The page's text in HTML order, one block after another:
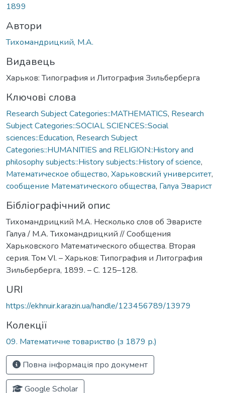
1899
Автори
Тихомандрицкий, М.А.
Видавець
Харьков: Типография и Литография Зильберберга
Ключові слова
Research Subject Categories::MATHEMATICS, Research
Subject Categories::SOCIAL SCIENCES::Social
sciences::Education, Research Subject
Categories::HUMANITIES and RELIGION::History and
philosophy subjects::History subjects::History of science,
Математическое общество, Харьковский университет,
сообщение Математического общества, Галуа Эварист
Бібліографічний опис
Тихомандрицкий М.А. Несколько слов об Эваристе
Галуа / М.А. Тихомандрицкий // Сообщения
Харьковского Математического общества. Вторая
серия. Том VI. – Харьков: Типография и Литография
Зильберберга, 1899. – С. 125–128.
URI
https://ekhnuir.karazin.ua/handle/123456789/13979
Колекції
09. Математичне товариство (з 1879 р.)
Повна інформація про документ
Google Scholar